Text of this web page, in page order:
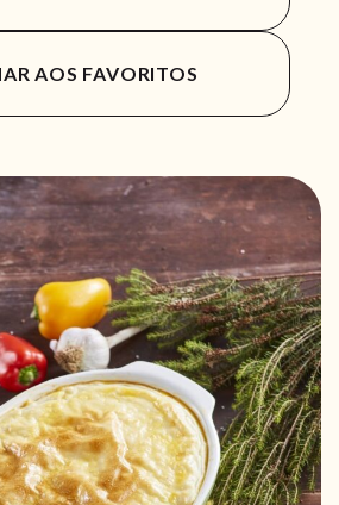
AOS FAVORITOS